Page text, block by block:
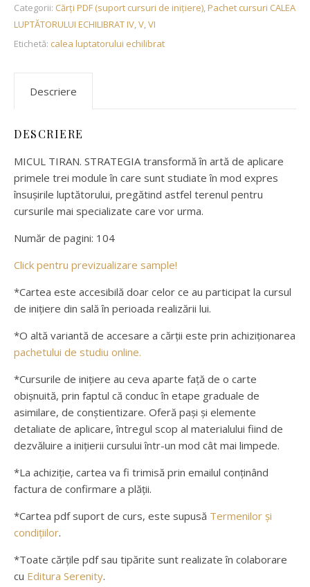
Categorii: Cărți PDF (suport cursuri de inițiere) Pachet cursuri CALEA
LUPTĂTORULUI ECHILIBRAT IV, V, VI
Etichetă: calea luptatorului echilibrat
Descriere
DESCRIERE
MICUL TIRAN. STRATEGIA transformă în artă de aplicare
primele trei module în care sunt studiate în mod expres
însușirile luptătorului, pregătind astfel terenul pentru
cursurile mai specializate care vor urma.
Număr de pagini: 104
Click pentru previzualizare sample!
*Cartea este accesibilă doar celor ce au participat la cursul
de inițiere din sală în perioada realizării lui.
*O altă variantă de accesare a cărții este prin achiziționarea
pachetului de studiu online.
*Cursurile de inițiere au ceva aparte față de o carte
obișnuită, prin faptul că conduc în etape graduale de
asimilare, de conștientizare. Oferă pași și elemente
detaliate de aplicare, întregul scop al materialului fiind de
dezvăluire a inițierii cursului într-un mod cât mai limpede.
*La achiziție, cartea va fi trimisă prin emailul conținând
factura de confirmare a plății.
*Cartea pdf suport de curs, este supusă Termenilor și
condițiilor.
*Toate cărțile pdf sau tipărite sunt realizate în colaborare
cu Editura Serenity.